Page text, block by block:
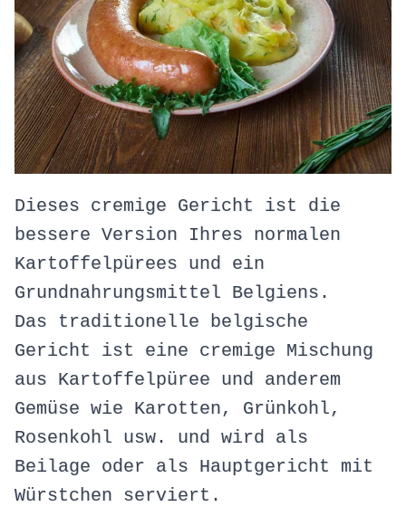
Dieses cremige Gericht ist die
bessere Version Ihres normalen
Kartoffelpürees und ein
Grundnahrungsmittel Belgiens.
Das traditionelle belgische
Gericht ist eine cremige Mischung
aus Kartoffelpüree und anderem
Gemüse wie Karotten, Grünkohl,
Rosenkohl usw. und wird als
Beilage oder als Hauptgericht mit
Würstchen serviert.